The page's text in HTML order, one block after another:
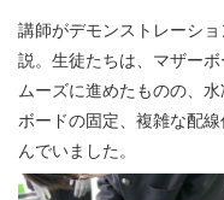
講師がデモンストレーシ
説。生徒たちは、マザー
ムーズに進めたものの、
ボードの固定、複雑な配
んでいました。